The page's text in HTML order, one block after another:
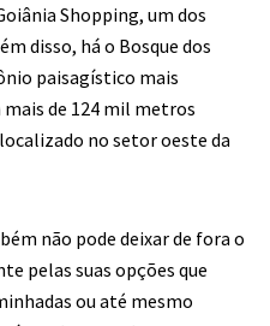
Shopping, um dos
disso, há o Bosque dos
paisagístico mais
de 124 mil metros
no setor oeste da
não pode deixar de fora o
pelas suas opções que
ou até mesmo